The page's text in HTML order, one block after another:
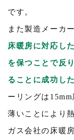
です。
また製造メーカ
床暖房に対応し
を保つことで反
ることに成功し
ーリングは
薄いことにより
ガス会社の床暖